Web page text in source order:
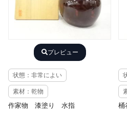
プレビュー
状態：非常によい
素材：乾物
作家物 漆塗り 水指 桶